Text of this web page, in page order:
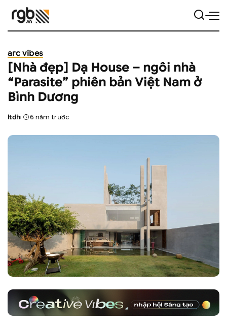
arc vibes
[Nhà đẹp] Dạ House – ngôi nhà
“Parasite” phiên bản Việt Nam ở
Bình Dương
Posted
ltdh 6 năm trước